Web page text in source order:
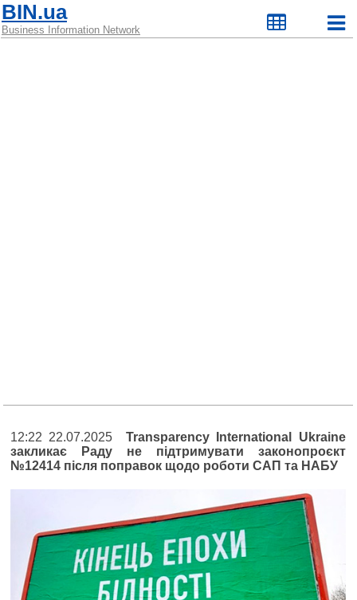
BIN.ua
Business Information Network
12:22 22.07.2025 Transparency International Ukraine
закликає Раду не підтримувати законопроєкт
№12414 після поправок щодо роботи САП та НАБУ